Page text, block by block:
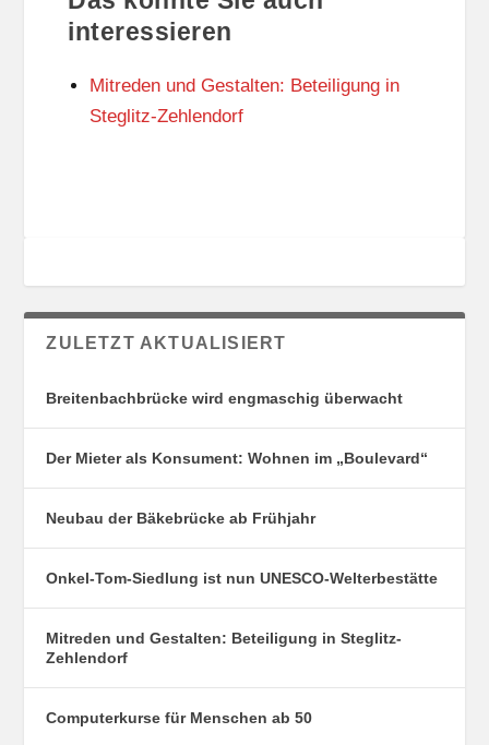
U
N
S
O
O
R
N
interessieren
Mitreden und Gestalten: Beteiligung in
Steglitz-Zehlendorf
ZULETZT AKTUALISIERT
Breitenbachbrücke wird engmaschig überwacht
Der Mieter als Konsument: Wohnen im „Boulevard“
Neubau der Bäkebrücke ab Frühjahr
Onkel-Tom-Siedlung ist nun UNESCO-Welterbestätte
Mitreden und Gestalten: Beteiligung in Steglitz-
Zehlendorf
Computerkurse für Menschen ab 50